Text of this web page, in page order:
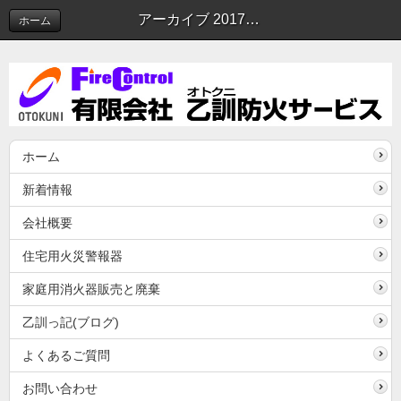
アーカイブ 2017年04月 | 乙訓っ記
ホーム
ホーム
新着情報
会社概要
住宅用火災警報器
家庭用消火器販売と廃棄
乙訓っ記(ブログ)
よくあるご質問
お問い合わせ